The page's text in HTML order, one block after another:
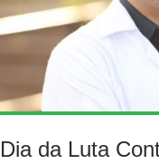
Dia da Luta